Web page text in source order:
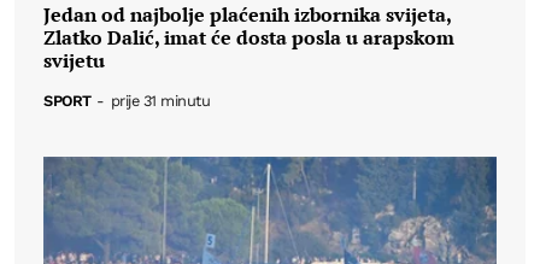
Jedan od najbolje plaćenih izbornika svijeta,
Zlatko Dalić, imat će dosta posla u arapskom
svijetu
SPORT - prije 31 minutu